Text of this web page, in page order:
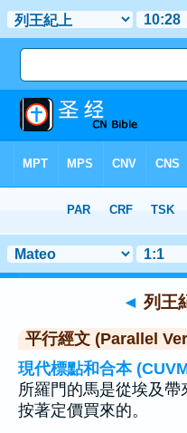
章 10> 聖經金句 28
◄ 列王
平行經文 (Parallel
現代標點和合本
所羅門的馬是從埃及
按著定價買來的。